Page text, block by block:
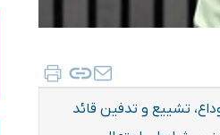
تشییع و تدفین قائد